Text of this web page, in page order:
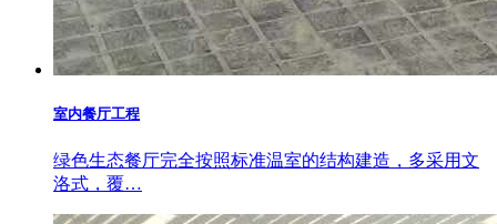
室内餐厅工程
绿色生态餐厅完全按照标准温室的结构建造，多采用文
洛式，覆…